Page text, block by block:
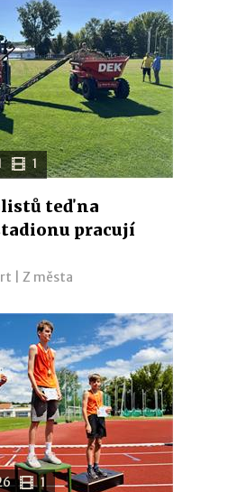
1
teď na
pracují
Z města
1